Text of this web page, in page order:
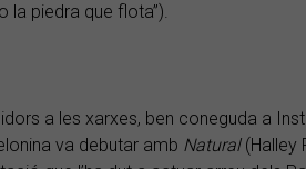
la piedra que flota”).
a les xarxes, ben coneguda a
va debutar amb Natural(Halley